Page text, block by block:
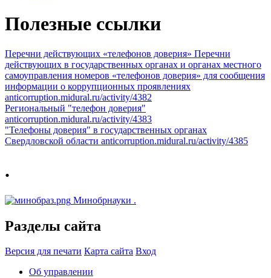
Полезные ссылки
Перечни действующих «телефонов доверия» Перечни
действующих в государственных органах и органах местного
самоуправления номеров «телефонов доверия» для сообщения
информации о коррупционных проявлениях
anticorruption.midural.ru/activity/4382
Региональный "телефон доверия"
anticorruption.midural.ru/activity/4383
"Телефоны доверия" в государственных органах
Свердловской области anticorruption.midural.ru/activity/4385
.
Минобрнауки .
Разделы сайта
Версия для печати Карта сайта Вход
Об управлении